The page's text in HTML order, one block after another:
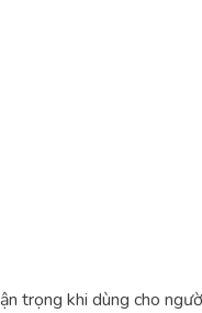
trọng khi dùng cho